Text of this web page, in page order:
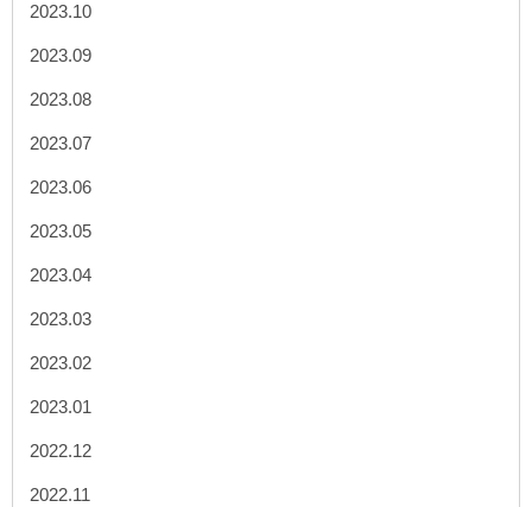
2023.10
2023.09
2023.08
2023.07
2023.06
2023.05
2023.04
2023.03
2023.02
2023.01
2022.12
2022.11